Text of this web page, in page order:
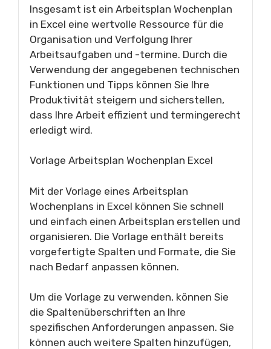
Insgesamt ist ein Arbeitsplan Wochenplan
in Excel eine wertvolle Ressource für die
Organisation und Verfolgung Ihrer
Arbeitsaufgaben und -termine. Durch die
Verwendung der angegebenen technischen
Funktionen und Tipps können Sie Ihre
Produktivität steigern und sicherstellen,
dass Ihre Arbeit effizient und termingerecht
erledigt wird.
Vorlage Arbeitsplan Wochenplan Excel
Mit der Vorlage eines Arbeitsplan
Wochenplans in Excel können Sie schnell
und einfach einen Arbeitsplan erstellen und
organisieren. Die Vorlage enthält bereits
vorgefertigte Spalten und Formate, die Sie
nach Bedarf anpassen können.
Um die Vorlage zu verwenden, können Sie
die Spaltenüberschriften an Ihre
spezifischen Anforderungen anpassen. Sie
können auch weitere Spalten hinzufügen,